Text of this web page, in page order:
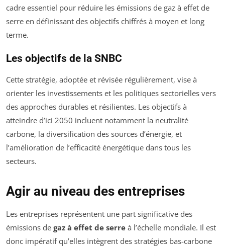
cadre essentiel pour réduire les émissions de gaz à effet de
serre en définissant des objectifs chiffrés à moyen et long
terme.
Les objectifs de la SNBC
Cette stratégie, adoptée et révisée régulièrement, vise à
orienter les investissements et les politiques sectorielles vers
des approches durables et résilientes. Les objectifs à
atteindre d’ici 2050 incluent notamment la neutralité
carbone, la diversification des sources d’énergie, et
l’amélioration de l’efficacité énergétique dans tous les
secteurs.
Agir au niveau des entreprises
Les entreprises représentent une part significative des
émissions de gaz à effet de serre à l’échelle mondiale. Il est
donc impératif qu’elles intègrent des stratégies bas-carbone